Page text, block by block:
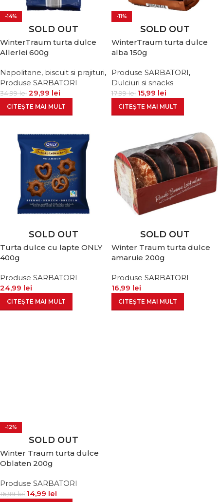
-14%
SOLD OUT
WinterTraum turta dulce
Allerlei 600g
Napolitane, biscuit si prajituri,
Produse SARBATORI
34,99lei 29,99 lei
CITEȘTE MAI MULT
-11%
SOLD OUT
WinterTraum turta dulce
alba 150g
Produse SARBATORI,
Dulciuri si snacks
17,99lei 15,99 lei
CITEȘTE MAI MULT
SOLD OUT
Turta dulce cu lapte ONLY
400g
Produse SARBATORI
24,99 lei
CITEȘTE MAI MULT
SOLD OUT
Winter Traum turta dulce
amaruie 200g
Produse SARBATORI
16,99 lei
CITEȘTE MAI MULT
-12%
SOLD OUT
Winter Traum turta dulce
Oblaten 200g
Produse SARBATORI
16,99lei 14,99 lei